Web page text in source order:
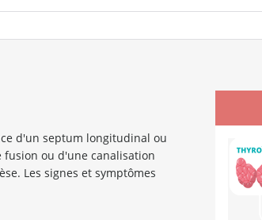
d'un septum longitudinal ou
ou d'une canalisation
Les signes et symptômes